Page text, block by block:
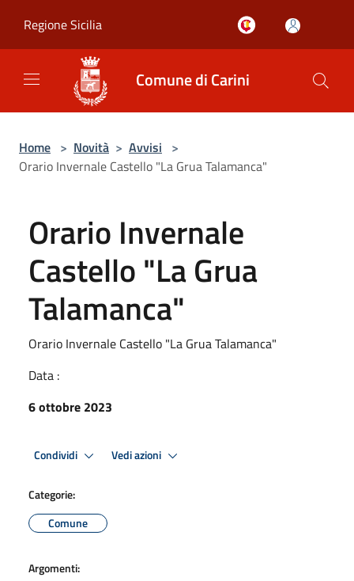
Regione Sicilia
Comune di Carini
Home > Novità > Avvisi >
Orario Invernale Castello "La Grua Talamanca"
Orario Invernale
Castello "La Grua
Talamanca"
Orario Invernale Castello "La Grua Talamanca"
Data :
6 ottobre 2023
Condividi Vedi azioni
Categorie:
Comune
Argomenti: